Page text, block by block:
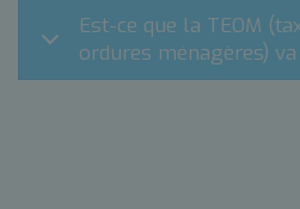
Est-ce que la TEOM
ordures ménagères)